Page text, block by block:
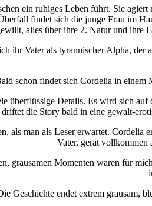
ein ruhiges Leben führt. Sie
findet sich die junge Frau im
alles über ihre 2. Natur und
ihr Vater als tyrannischer Alpha,
schon findet sich Cordelia in einem
überflüssige Details. Es wird sich
die Story bald in eine gewalt-
als man als Leser erwartet.
Vater, gerät vollkommen
grausamen Momenten waren für
Geschichte endet extrem grausam,